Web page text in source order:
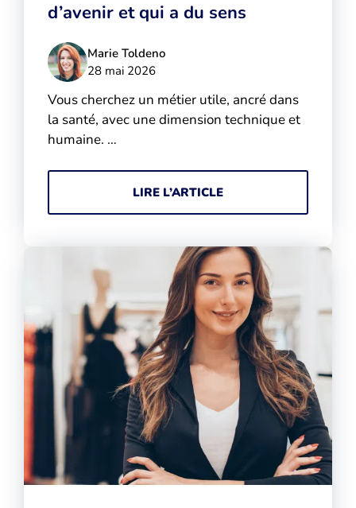
d’avenir et qui a du sens
Marie Toldeno
28 mai 2026
Vous cherchez un métier utile, ancré dans
la santé, avec une dimension technique et
humaine. …
LIRE L’ARTICLE